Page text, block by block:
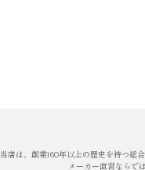
当店は、創業160年以上の歴史を持つ総
メーカー直営ならで